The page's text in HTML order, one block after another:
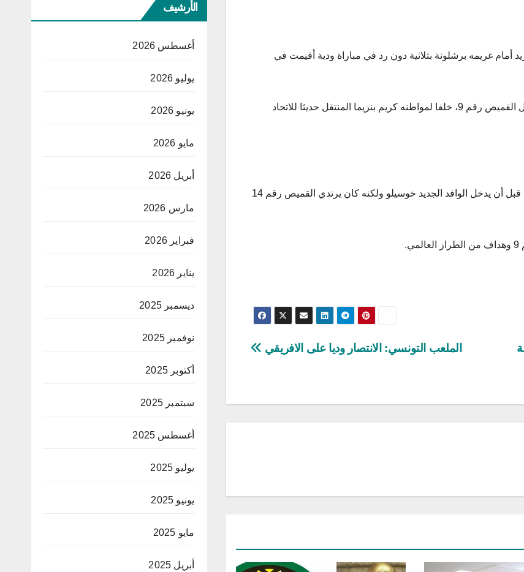
غريمه برشلونة بثلاثية دون رد في مباراة ودية أقيمت في
وفتحت تغريدة مبابي الحديث حول اقترابه من ريال مدريد وشغل القميص رقم 9، خلفا لمواطنه كريم بنزيما المنتقل حديثا للاتحاد
وخلال مواجهة برشلونة، خاض الريال اللقاء بدون مهاجم صريح، قبل أن يدخل الوافد الجديد خوسيلو ولكنه كان يرتدي القميص رقم 14
الملعب التونسي: الانتصار وديا على الافريقي
الأرشيف
أغسطس 2026
يوليو 2026
يونيو 2026
مايو 2026
أبريل 2026
مارس 2026
فبراير 2026
يناير 2026
ديسمبر 2025
نوفمبر 2025
أكتوبر 2025
سبتمبر 2025
أغسطس 2025
يوليو 2025
يونيو 2025
مايو 2025
أبريل 2025